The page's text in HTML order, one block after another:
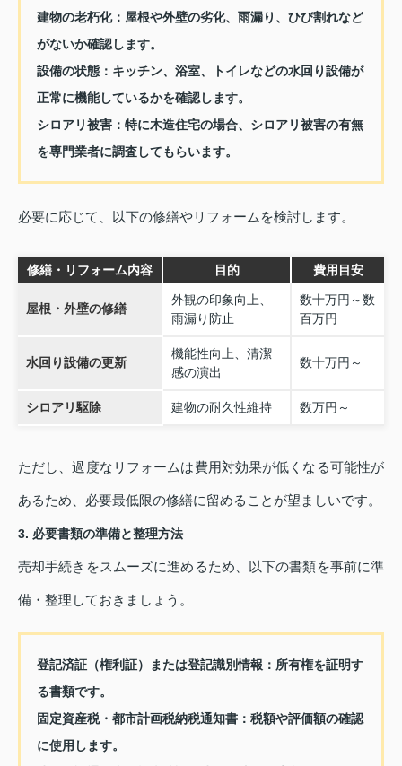
建物の老朽化： 屋根や外壁の劣化、雨漏り、ひび割れなど
がないか確認します。
設備の状態： キッチン、浴室、トイレなどの水回り設備が
正常に機能しているかを確認します。
シロアリ被害： 特に木造住宅の場合、シロアリ被害の有無
を専門業者に調査してもらいます。
必要に応じて、以下の修繕やリフォームを検討します。
修繕・リフォーム内容 目的 費用目安
屋根・外壁の修繕
外観の印象向上、
雨漏り防止
数十万円～数
百万円
水回り設備の更新
機能性向上、清潔
感の演出
数十万円～
シロアリ駆除 建物の耐久性維持 数万円～
ただし、過度なリフォームは費用対効果が低くなる可能性が
あるため、必要最低限の修繕に留めることが望ましいです。
3. 必要書類の準備と整理方法
売却手続きをスムーズに進めるため、以下の書類を事前に準
備・整理しておきましょう。
登記済証（権利証）または登記識別情報： 所有権を証明す
る書類です。
固定資産税・都市計画税納税通知書： 税額や評価額の確認
に使用します。